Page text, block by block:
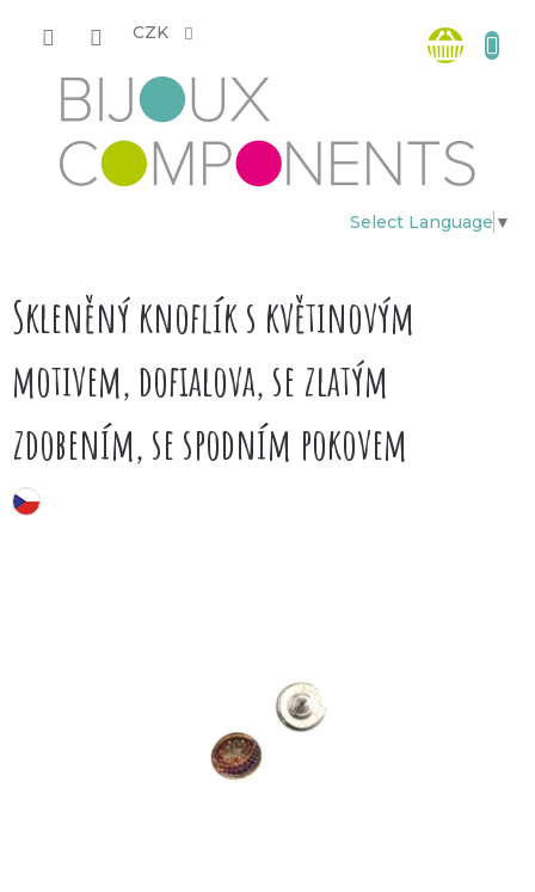
CZK
Select Language ▼
košík
Skleněný knoflík s květinovým
motivem, dofialova, se zlatým
zdobením, se spodním pokovem